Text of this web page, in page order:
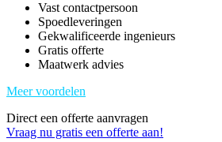
Vast contactpersoon
Spoedleveringen
Gekwalificeerde ingenieurs
Gratis offerte
Maatwerk advies
Meer voordelen
Direct een offerte aanvragen
Vraag nu gratis een offerte aan!